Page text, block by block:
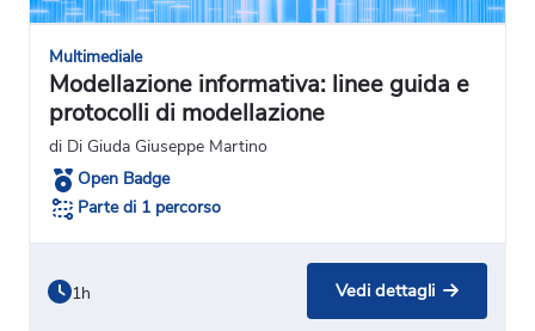
Multimediale
Modellazione informativa: linee guida e
protocolli di modellazione
di Di Giuda Giuseppe Martino
Open Badge
Parte di 1 percorso
1h Vedi dettagli